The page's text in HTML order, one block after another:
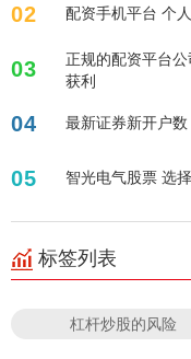
02 配资手机平台 个
03
正规的配资平台
获利
04 最新证券新开户
05 智光电气股票 选
标签列表
杠杆炒股的风险